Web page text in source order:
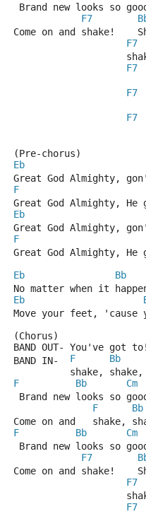
Brand new looks so
F7
Come on and shake!
F7
shake!
F7
F7
F7
(Pre-chorus)
Eb
Great God Almighty, gon'
F
Great God Almighty, He
Eb
Great God Almighty, gon'
F
Great God Almighty, He
Eb
Bb
No matter when it
Eb
Move your feet, 'cause
(Chorus)
BAND OUT- You've got to!
BAND IN- F Bb
shake,
F
Bb Cm
Brand new looks so
F
Bb
Come on and   shake,
F
Bb Cm
Brand new looks so
F7
Come on and shake!
F7
shake!
F7